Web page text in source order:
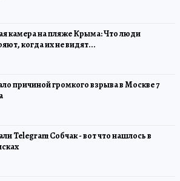
камера на пляже Крыма: Что люди
когда их не видят...
причиной громкого взрыва в Москве 7
Telegram Собчак - вот что нашлось в